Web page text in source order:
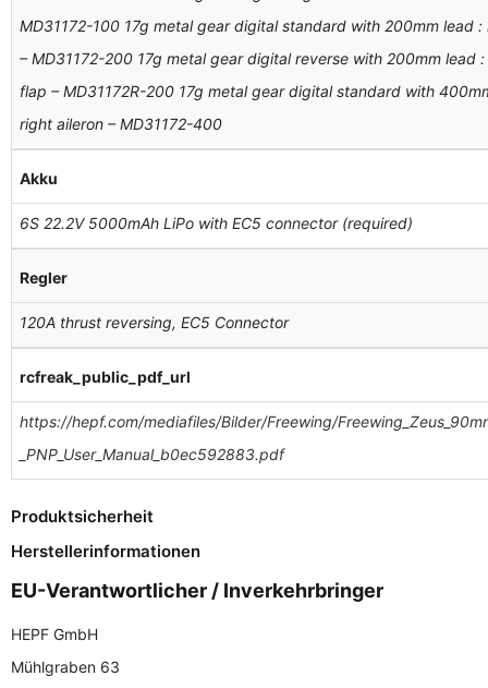
MD31172-100 17g metal gear digital standard with 200mm lead
– MD31172-200 17g metal gear digital reverse with 200mm lead
flap – MD31172R-200 17g metal gear digital standard with
right aileron – MD31172-400
Akku
6S 22.2V 5000mAh LiPo with EC5 connector (required)
Regler
120A thrust reversing, EC5 Connector
rcfreak_public_pdf_url
https://hepf.com/mediafiles/Bilder/Freewing/
_PNP_User_Manual_b0ec592883.pdf
Produktsicherheit
Herstellerinformationen
EU-Verantwortlicher / Inverkehrbringer
HEPF GmbH
Mühlgraben 63